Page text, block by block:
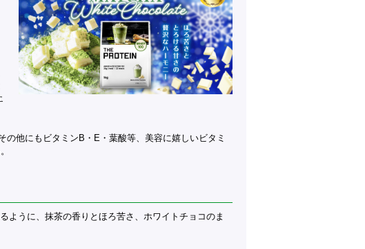
他にもビタミンB・E・葉酸等、美容に嬉しいビタミ
ように、抹茶の香りとほろ苦さ、ホワイトチョコのま